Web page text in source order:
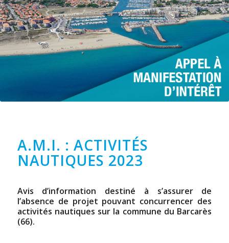
A.M.I. : ACTIVITÉS
NAUTIQUES 2023
Avis d’information destiné à s’assurer de
l’absence de projet pouvant concurrencer des
activités nautiques sur la commune du Barcarès
(66).